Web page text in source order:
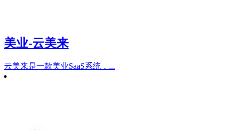
美业-云美来
云美来是一款美业SaaS系统，...